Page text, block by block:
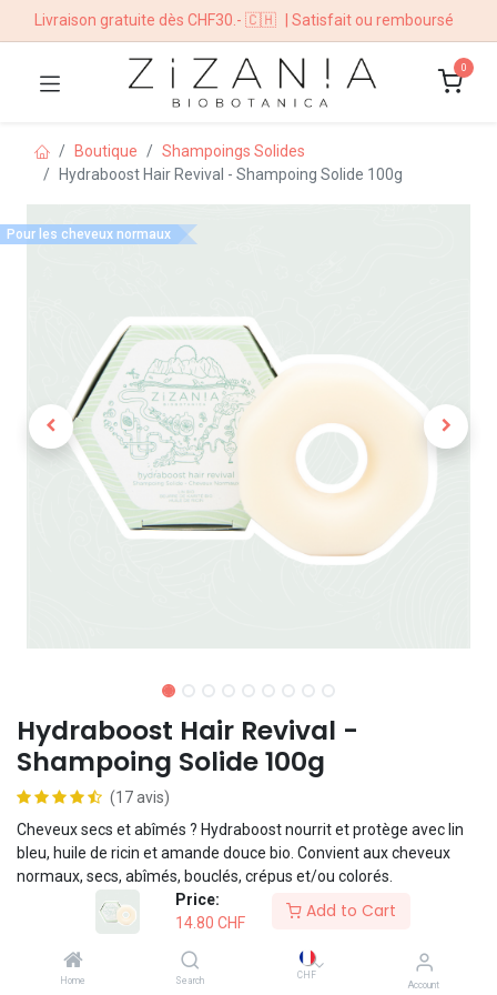
Price:
14.80 CHF
Add to Cart
Home Search
CHF
Account
Livraison gratuite dès CHF30.- 🇨🇭 | Satisfait ou remboursé
0
Boutique
Shampoings Solides
Hydraboost Hair Revival - Shampoing Solide 100g
Pour les cheveux normaux
Hydraboost Hair Revival -
Shampoing Solide 100g
(17 avis)
Cheveux secs et abîmés ? Hydraboost nourrit et protège avec lin
bleu, huile de ricin et amande douce bio. Convient aux cheveux
normaux, secs, abîmés, bouclés, crépus et/ou colorés.
Formule vegan